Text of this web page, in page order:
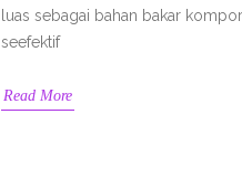
luas sebagai bahan bakar
seefektif
Read More